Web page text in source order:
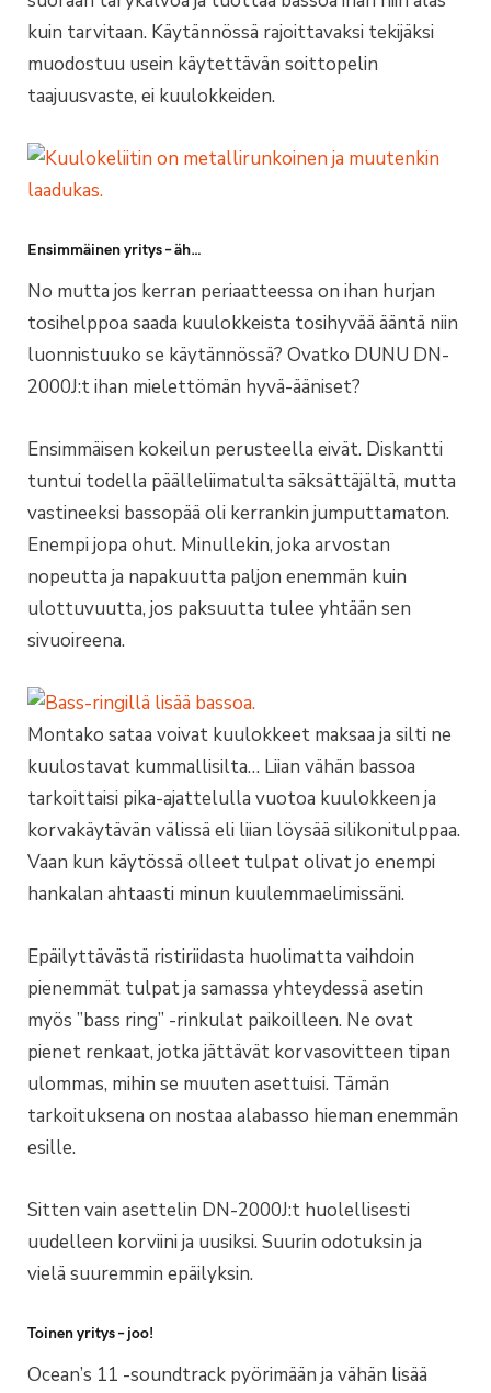
kuin tarvitaan. Käytännössä rajoittavaksi tekijäksi
muodostuu usein käytettävän soittopelin
taajuusvaste, ei kuulokkeiden.
Ensimmäinen yritys – äh…
No mutta jos kerran periaatteessa on ihan hurjan
tosihelppoa saada kuulokkeista tosihyvää ääntä niin
luonnistuuko se käytännössä? Ovatko DUNU DN-
2000J:t ihan mielettömän hyvä-ääniset?
Ensimmäisen kokeilun perusteella eivät. Diskantti
tuntui todella päälleliimatulta säksättäjältä, mutta
vastineeksi bassopää oli kerrankin jumputtamaton.
Enempi jopa ohut. Minullekin, joka arvostan
nopeutta ja napakuutta paljon enemmän kuin
ulottuvuutta, jos paksuutta tulee yhtään sen
sivuoireena.
Montako sataa voivat kuulokkeet maksaa ja silti ne
kuulostavat kummallisilta… Liian vähän bassoa
tarkoittaisi pika-ajattelulla vuotoa kuulokkeen ja
korvakäytävän välissä eli liian löysää silikonitulppaa.
Vaan kun käytössä olleet tulpat olivat jo enempi
hankalan ahtaasti minun kuulemmaelimissäni.
Epäilyttävästä ristiriidasta huolimatta vaihdoin
pienemmät tulpat ja samassa yhteydessä asetin
myös ”bass ring” -rinkulat paikoilleen. Ne ovat
pienet renkaat, jotka jättävät korvasovitteen tipan
ulommas, mihin se muuten asettuisi. Tämän
tarkoituksena on nostaa alabasso hieman enemmän
esille.
Sitten vain asettelin DN-2000J:t huolellisesti
uudelleen korviini ja uusiksi. Suurin odotuksin ja
vielä suuremmin epäilyksin.
Toinen yritys – joo!
Ocean’s 11 -soundtrack pyörimään ja vähän lisää